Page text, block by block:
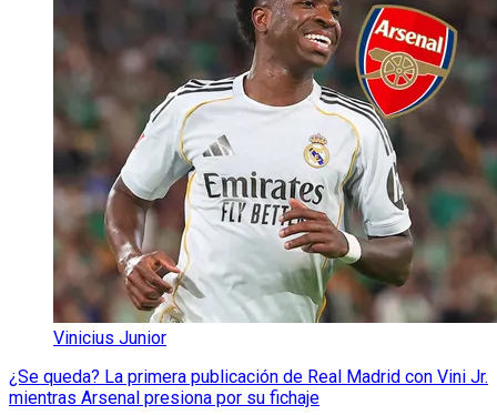
Vinicius Junior
¿Se queda? La primera publicación de Real Madrid con Vini Jr.
mientras Arsenal presiona por su fichaje